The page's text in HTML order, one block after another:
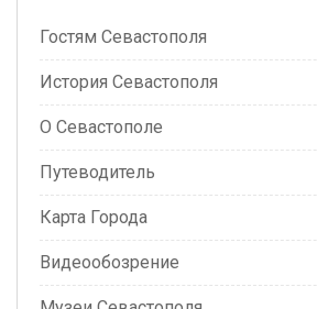
Гостям Севастополя
История Севастополя
О Севастополе
Путеводитель
Карта Города
Видеообозрение